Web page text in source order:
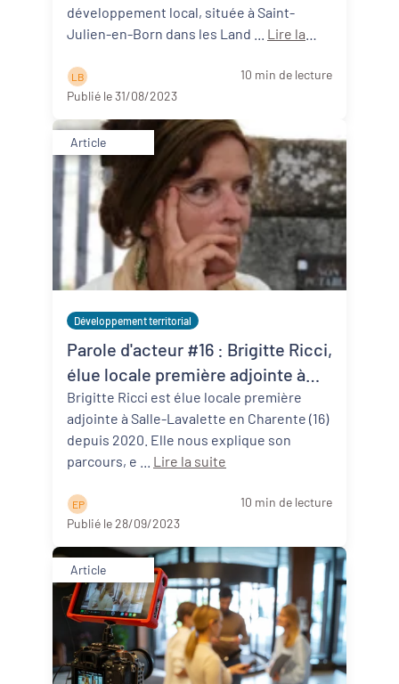
développement local, située à Saint-
Lire la
L B
10 min de lecture
Publié le 31/08/2023
Article
Développement territorial
Parole d'acteur #16 : Brigitte Ricci,
élue locale première adjointe à
Salles-Lavalette (16)
Brigitte Ricci est élue locale première
adjointe à Salle-Lavalette en Charente (16)
depuis 2020. Elle nous explique son
Lire la suite
E P
10 min de lecture
Publié le 28/09/2023
Article